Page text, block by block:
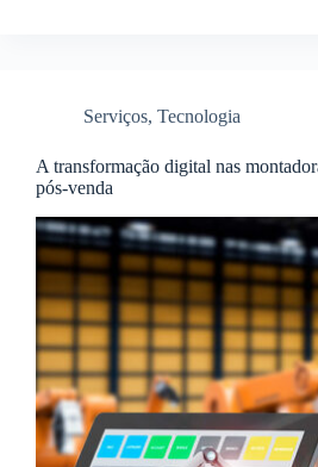
Serviços, Tecnologia
A transformação digital nas
pós-venda